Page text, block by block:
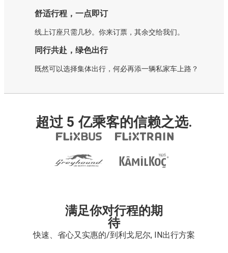
舒适行程，一点即订
线上订座只需几秒。你来订票，其余交给我们。
同行共赴，绿色出行
既然可以选择集体出行，何必再添一辆私家车上路？
超过 5 亿乘客的信赖之选.
满足你对行程的期
待
快速、省心又实惠的/到利戈尼尔, IN出行方案